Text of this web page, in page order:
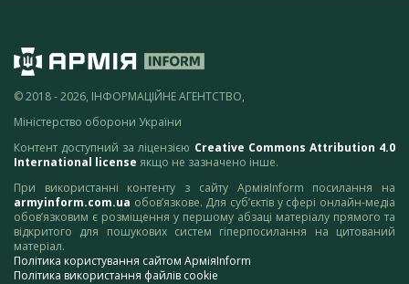
© 2018 - 2026, ІНФОРМАЦІЙНЕ АГЕНТСТВО,
Міністерство оборони України
Контент доступний за ліцензією Creative Commons Attribution 4.0
International license якщо не зазначено інше.
При використанні контенту з сайту АрміяInform посилання на
armyinform.com.ua обов’язкове. Для суб’єктів у сфері онлайн-медіа
обов’язковим є розміщення у першому абзаці матеріалу прямого та
відкритого для пошукових систем гіперпосилання на цитований
матеріал.
Політика користування сайтом АрміяInform
Політика використання файлів cookie